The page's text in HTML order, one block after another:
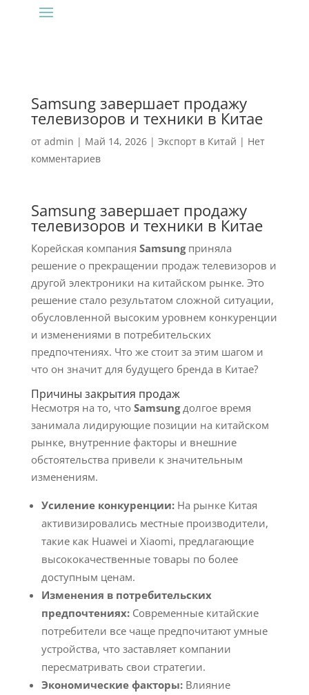
Samsung завершает продажу
телевизоров и техники в Китае
от admin | Май 14, 2026| Экспорт в Китай | Нет
комментариев
Samsung завершает продажу
телевизоров и техники в Китае
Корейская компания Samsungприняла
решение о прекращении продаж телевизоров и
другой электроники на китайском рынке. Это
решение стало результатом сложной ситуации,
обусловленной высоким уровнем конкуренции
и изменениями в потребительских
предпочтениях. Что же стоит за этим шагом и
что он значит для будущего бренда в Китае?
Причины закрытия продаж
Несмотря на то, что Samsungдолгое время
занимала лидирующие позиции на китайском
рынке, внутренние факторы и внешние
обстоятельства привели к значительным
изменениям.
Усиление конкуренции:На рынке Китая
активизировались местные производители,
такие как Huawei и Xiaomi, предлагающие
высококачественные товары по более
доступным ценам.
Изменения в потребительских
предпочтениях:Современные китайские
потребители все чаще предпочитают умные
устройства, что заставляет компании
пересматривать свои стратегии.
Экономические факторы:Влияние